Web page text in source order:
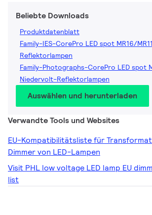
Beliebte Downloads
Produktdatenblatt
Family-IES-CorePro LED spot MR16/
Reflektorlampen
Family-Photographs-CorePro LED spot
Niedervolt-Reflektorlampen
Auswählen und herunterladen
Verwandte Tools und Websites
EU-Kompatibilitätsliste für
Dimmer von LED-Lampen
Visit PHL low voltage LED lamp EU
list